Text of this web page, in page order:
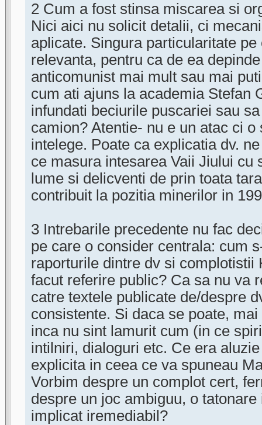
2 Cum a fost stinsa miscarea si
Nici aici nu solicit detalii, ci
aplicate. Singura particularitate
relevanta, pentru ca de ea
anticomunist mai mult sau mai
cum ati ajuns la academia Stefan
infundati beciurile puscariei sau
camion? Atentie- nu e un atac ci
intelege. Poate ca explicatia dv.
ce masura intesarea Vaii Jiului cu
lume si delicventi de prin toata
contribuit la pozitia minerilor in
3 Intrebarile precedente nu fac
pe care o consider centrala: cum
raporturile dintre dv si complotistii
facut referire public? Ca sa nu va
catre textele publicate de/despre
consistente. Si daca se poate,
inca nu sint lamurit cum (in ce
intilniri, dialoguri etc. Ce era
explicita in ceea ce va spuneau
Vorbim despre un complot cert,
despre un joc ambiguu, o
implicat iremediabil?